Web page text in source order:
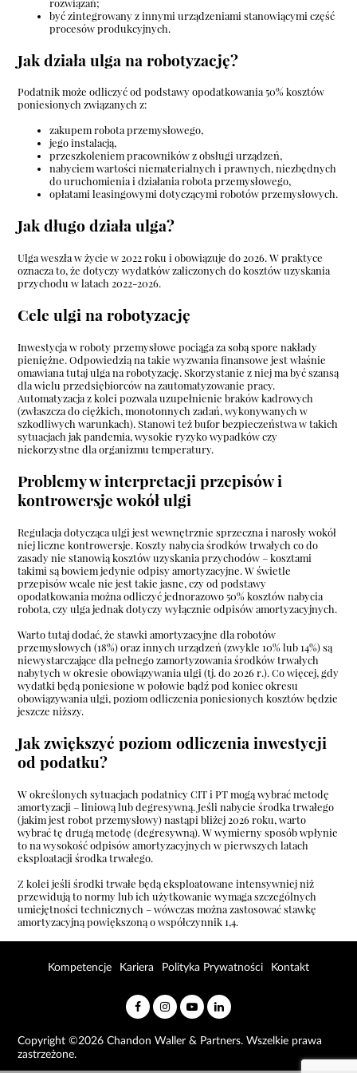
rozwiązań;
być zintegrowany z innymi urządzeniami stanowiącymi część
procesów produkcyjnych.
Jak działa ulga na robotyzację?
Podatnik może odliczyć od podstawy opodatkowania 50% kosztów
poniesionych związanych z:
zakupem robota przemysłowego,
jego instalacją,
przeszkoleniem pracowników z obsługi urządzeń,
nabyciem wartości niematerialnych i prawnych, niezbędnych
do uruchomienia i działania robota przemysłowego,
opłatami leasingowymi dotyczącymi robotów przemysłowych.
Jak długo działa ulga?
Ulga weszła w życie w 2022 roku i obowiązuje do 2026. W praktyce
oznacza to, że dotyczy wydatków zaliczonych do kosztów uzyskania
przychodu w latach 2022-2026.
Cele ulgi na robotyzację
Inwestycja w roboty przemysłowe pociąga za sobą spore nakłady
pieniężne. Odpowiedzią na takie wyzwania finansowe jest właśnie
omawiana tutaj ulga na robotyzację. Skorzystanie z niej ma być szansą
dla wielu przedsiębiorców na zautomatyzowanie pracy.
Automatyzacja z kolei pozwala uzupełnienie braków kadrowych
(zwłaszcza do ciężkich, monotonnych zadań, wykonywanych w
szkodliwych warunkach). Stanowi też bufor bezpieczeństwa w takich
sytuacjach jak pandemia, wysokie ryzyko wypadków czy
niekorzystne dla organizmu temperatury.
Problemy w interpretacji przepisów i
kontrowersje wokół ulgi
Regulacja dotycząca ulgi jest wewnętrznie sprzeczna i narosły wokół
niej liczne kontrowersje. Koszty nabycia środków trwałych co do
zasady nie stanowią kosztów uzyskania przychodów – kosztami
takimi są bowiem jedynie odpisy amortyzacyjne. W świetle
przepisów wcale nie jest takie jasne, czy od podstawy
opodatkowania można odliczyć jednorazowo 50% kosztów nabycia
robota, czy ulga jednak dotyczy wyłącznie odpisów amortyzacyjnych.
Warto tutaj dodać, że stawki amortyzacyjne dla robotów
przemysłowych (18%) oraz innych urządzeń (zwykle 10% lub 14%) są
niewystarczające dla pełnego zamortyzowania środków trwałych
nabytych w okresie obowiązywania ulgi (tj. do 2026 r.). Co więcej, gdy
wydatki będą poniesione w połowie bądź pod koniec okresu
obowiązywania ulgi, poziom odliczenia poniesionych kosztów będzie
jeszcze niższy.
Jak zwiększyć poziom odliczenia inwestycji
od podatku?
W określonych sytuacjach podatnicy CIT i PT mogą wybrać metodę
amortyzacji – liniową lub degresywną. Jeśli nabycie środka trwałego
(jakim jest robot przemysłowy) nastąpi bliżej 2026 roku, warto
wybrać tę drugą metodę (degresywną). W wymierny sposób wpłynie
to na wysokość odpisów amortyzacyjnych w pierwszych latach
eksploatacji środka trwałego.
Z kolei jeśli środki trwałe będą eksploatowane intensywniej niż
przewidują to normy lub ich użytkowanie wymaga szczególnych
umiejętności technicznych – wówczas można zastosować stawkę
amortyzacyjną powiększoną o współczynnik 1,4.
Copyright ©2026 Chandon Waller & Partners. Wszelkie prawa
zastrzeżone.
Kompetencje Kariera Polityka Prywatności Kontakt